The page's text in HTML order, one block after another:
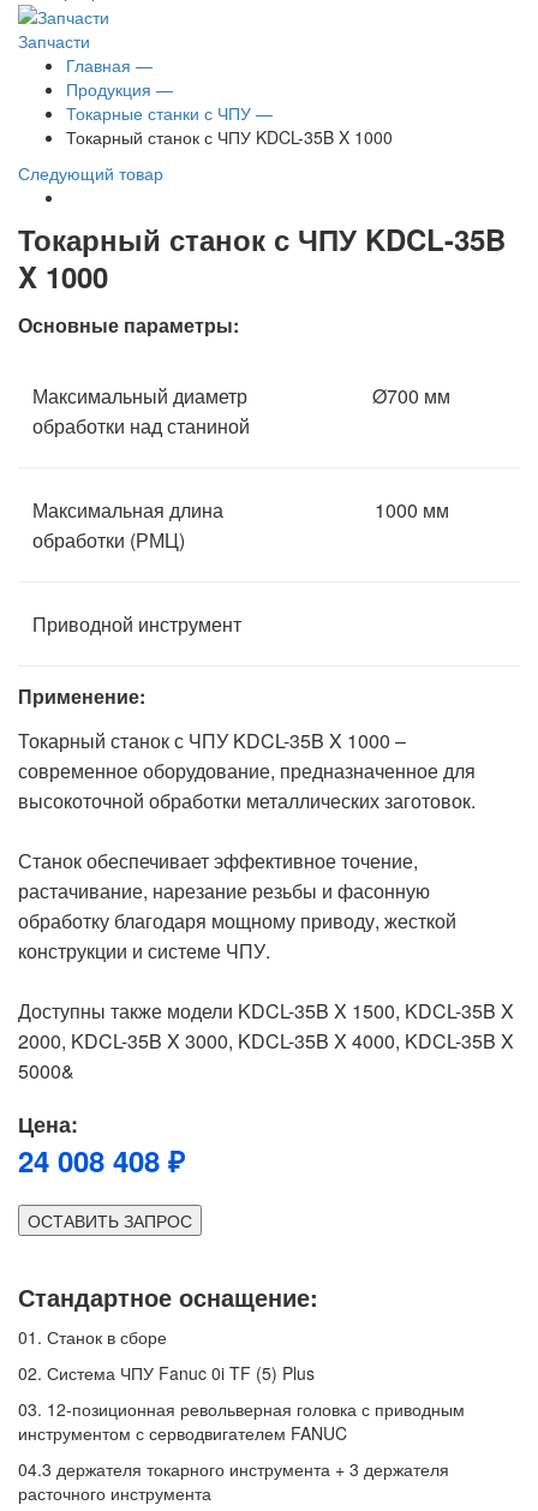
Запчасти
Главная —
Продукция —
Токарные станки с ЧПУ —
Токарный станок с ЧПУ KDCL-35B X 1000
Следующий товар
Токарный станок с ЧПУ KDCL-35B
X 1000
Основные параметры:
Максимальный диаметр
обработки над станиной
Ø700 мм
Максимальная длина
обработки (РМЦ)
1000 мм
Приводной инструмент
Применение:
Токарный станок с ЧПУ KDCL-35B X 1000 –
современное оборудование, предназначенное для
высокоточной обработки металлических заготовок.
Станок обеспечивает эффективное точение,
растачивание, нарезание резьбы и фасонную
обработку благодаря мощному приводу, жесткой
конструкции и системе ЧПУ.
Доступны также модели KDCL-35B X 1500, KDCL-35B X
2000, KDCL-35B X 3000, KDCL-35B X 4000, KDCL-35B X
5000&
Цена:
24 008 408 ₽
ОСТАВИТЬ ЗАПРОС
Стандартное оснащение:
01. Станок в сборе
02. Система ЧПУ Fanuc 0i TF (5) Plus
03. 12-позиционная револьверная головка с приводным
инструментом с серводвигателем FANUC
04.3 держателя токарного инструмента + 3 держателя
расточного инструмента